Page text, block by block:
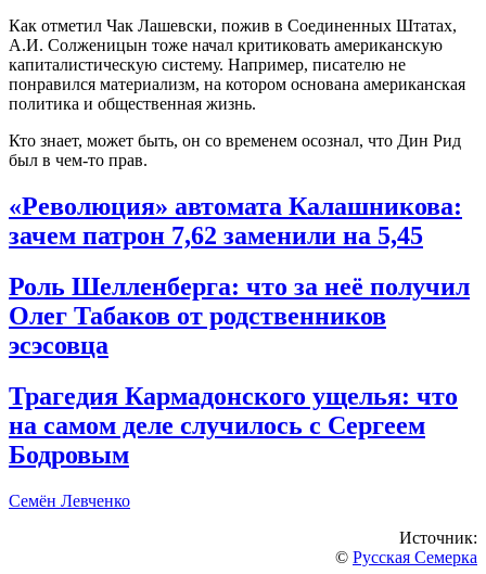
Как отметил Чак Лашевски, пожив в Соединенных Штатах,
А.И. Солженицын тоже начал критиковать американскую
капиталистическую систему. Например, писателю не
понравился материализм, на котором основана американская
политика и общественная жизнь.
Кто знает, может быть, он со временем осознал, что Дин Рид
был в чем-то прав.
«Революция» автомата Калашникова:
зачем патрон 7,62 заменили на 5,45
Роль Шелленберга: что за неё получил
Олег Табаков от родственников
эсэсовца
Трагедия Кармадонского ущелья: что
на самом деле случилось с Сергеем
Бодровым
Семён Левченко
Источник:
© Русская Семерка